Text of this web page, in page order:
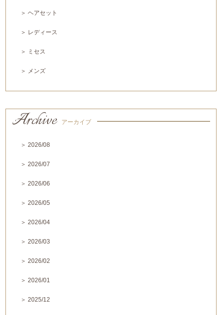
＞ ヘアセット
＞ レディース
＞ ミセス
＞ メンズ
Archive アーカイブ
＞ 2026/08
＞ 2026/07
＞ 2026/06
＞ 2026/05
＞ 2026/04
＞ 2026/03
＞ 2026/02
＞ 2026/01
＞ 2025/12